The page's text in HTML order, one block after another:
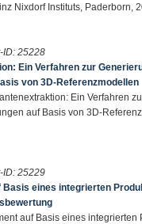
Nixdorf Instituts, Paderborn,
ID:25228
Ein Verfahren zur
von 3D-Referenzmodellen
Ein Verfahren
auf Basis von 3D-
ID:25229
eines integrierten
auf Basis eines